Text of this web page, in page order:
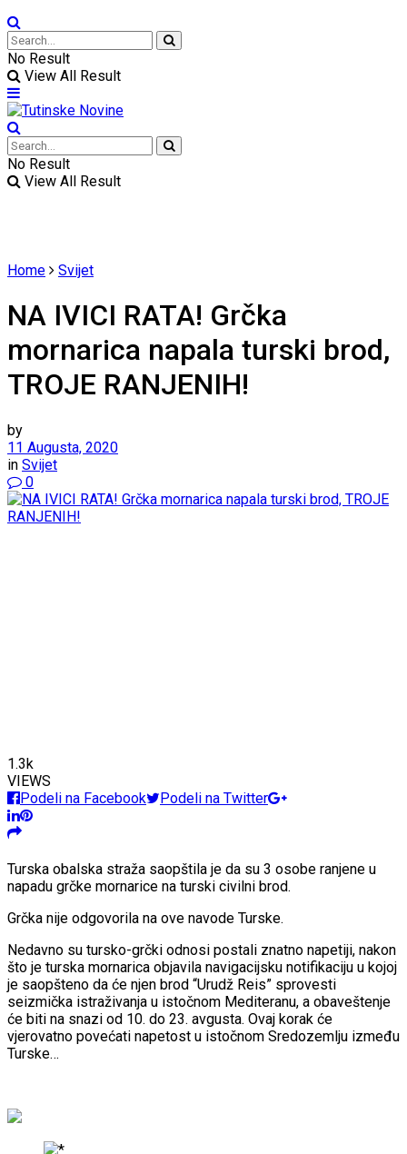
No Result
View All Result
No Result
View All Result
Home Svijet
NA IVICI RATA! Grčka
mornarica napala turski brod,
TROJE RANJENIH!
by
11 Augusta, 2020
in Svijet
0
1.3k
VIEWS
Podeli na Facebook
Podeli na Twitter
Turska obalska straža saopštila je da su 3 osobe ranjene u
napadu grčke mornarice na turski civilni brod.
Grčka nije odgovorila na ove navode Turske.
Nedavno su tursko-grčki odnosi postali znatno napetiji, nakon
što je turska mornarica objavila navigacijsku notifikaciju u kojoj
je saopšteno da će njen brod “Urudž Reis” sprovesti
seizmička istraživanja u istočnom Mediteranu, a obaveštenje
će biti na snazi od 10. do 23. avgusta. Ovaj korak će
vjerovatno povećati napetost u istočnom Sredozemlju između
Turske…